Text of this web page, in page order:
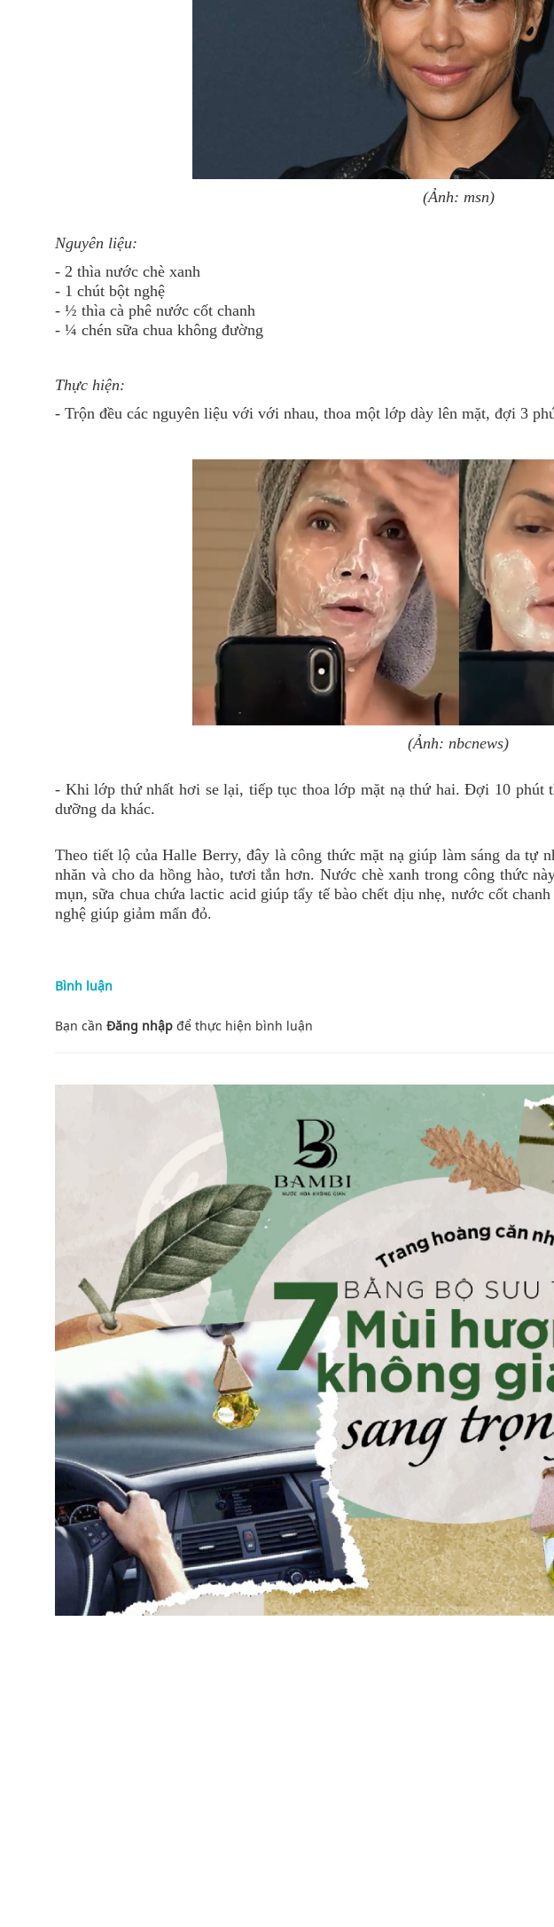
(Ảnh: msn)
Nguyên liệu:
- 2 thìa nước chè xanh
- 1 chút bột nghệ
- ½ thìa cà phê nước cốt chanh
- ¼ chén sữa chua không đường
Thực hiện:
- Trộn đều các nguyên liệu với với nhau, thoa một lớp dày lên mặt, đợi 3
(Ảnh: nbcnews)
- Khi lớp thứ nhất hơi se lại, tiếp tục thoa lớp mặt nạ thứ hai. Đợi 10 phút
dưỡng da khác.
Theo tiết lộ của Halle Berry, đây là công thức mặt nạ giúp làm sáng da tự
nhăn và cho da hồng hào, tươi tắn hơn. Nước chè xanh trong công thức
mụn, sữa chua chứa lactic acid giúp tẩy tế bào chết dịu nhẹ, nước cốt
nghệ giúp giảm mẩn đỏ.
Bình luận
Bạn cần Đăng nhập để thực hiện bình luận